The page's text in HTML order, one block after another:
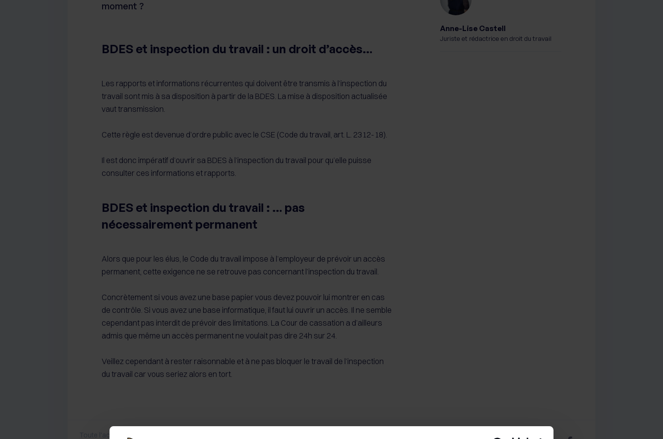
moment ?
BDES et inspection du travail : un droit d’accès…
Les rapports et informations récurrentes qui doivent être transmis à l’inspection du
travail sont mis à sa disposition à partir de la BDES. La mise à disposition actualisée
vaut transmission.
Cette règle est devenue d’ordre public avec le CSE (Code du travail, art. L. 2312-18).
Il est donc impératif d’ouvrir sa BDES à l’inspection du travail pour qu’elle puisse
consulter ces informations et rapports.
BDES et inspection du travail : … pas
nécessairement permanent
Alors que pour les élus, le Code du travail impose à l’employeur de prévoir un accès
permanent, cette exigence ne se retrouve pas concernant l’inspection du travail.
Concrètement si vous avez une base papier vous devez pouvoir lui montrer en cas
de contrôle. Si vous avez une base informatique, il faut lui ouvrir un accès. Il ne semble
cependant pas interdit de prévoir des limitations. La Cour de cassation a d’ailleurs
admis que même un accès permanent ne voulait pas dire 24h sur 24.
Veillez cependant à rester raisonnable et à ne pas bloquer le travail de l’inspection
du travail car vous seriez alors en tort.
Anne-Lise Castell
Juriste et rédactrice en droit du travail